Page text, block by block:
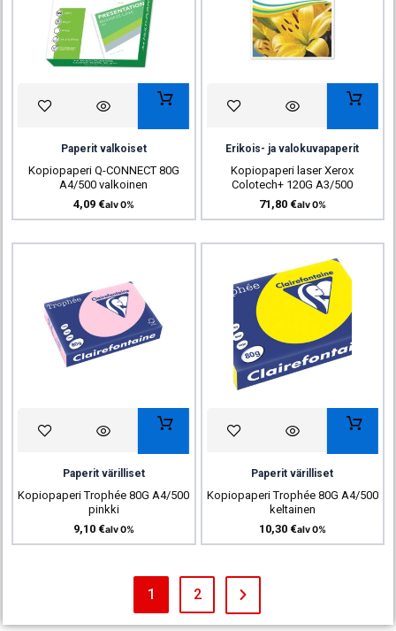
Paperit valkoiset
Kopiopaperi Q-CONNECT 80G
A4/500 valkoinen
4,09 €alv 0%
Erikois- ja valokuvapaperit
Kopiopaperi laser Xerox
Colotech+ 120G A3/500
71,80 €alv 0%
Paperit värilliset
Kopiopaperi Trophée 80G A4/500
pinkki
9,10 €alv 0%
Paperit värilliset
Kopiopaperi Trophée 80G A4/500
keltainen
10,30 €alv 0%
1 2